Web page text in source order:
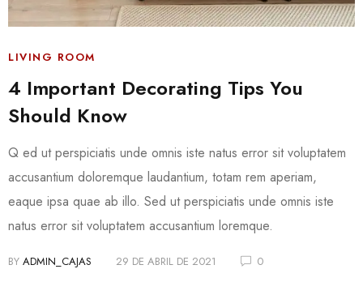
LIVING ROOM
4 Important Decorating Tips You
Should Know
Q ed ut perspiciatis unde omnis iste natus error sit voluptatem
accusantium doloremque laudantium, totam rem aperiam,
eaque ipsa quae ab illo. Sed ut perspiciatis unde omnis iste
natus error sit voluptatem accusantium loremque.
BY ADMIN_CAJAS 29 DE ABRIL DE 2021 0